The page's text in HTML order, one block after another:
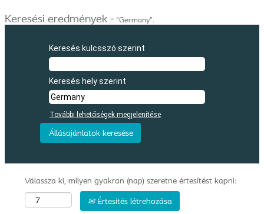
Keresési eredmények - "Germany".
Keresés kulcsszó szerint
Keresés hely szerint
További lehetőségek megjelenítése
Válassza ki, milyen gyakran (nap) szeretne értesítést kapni:
Értesítés létrehozása